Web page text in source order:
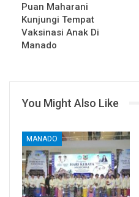
Puan Maharani
Kunjungi Tempat
Vaksinasi Anak Di
Manado
You Might Also Like
MANADO